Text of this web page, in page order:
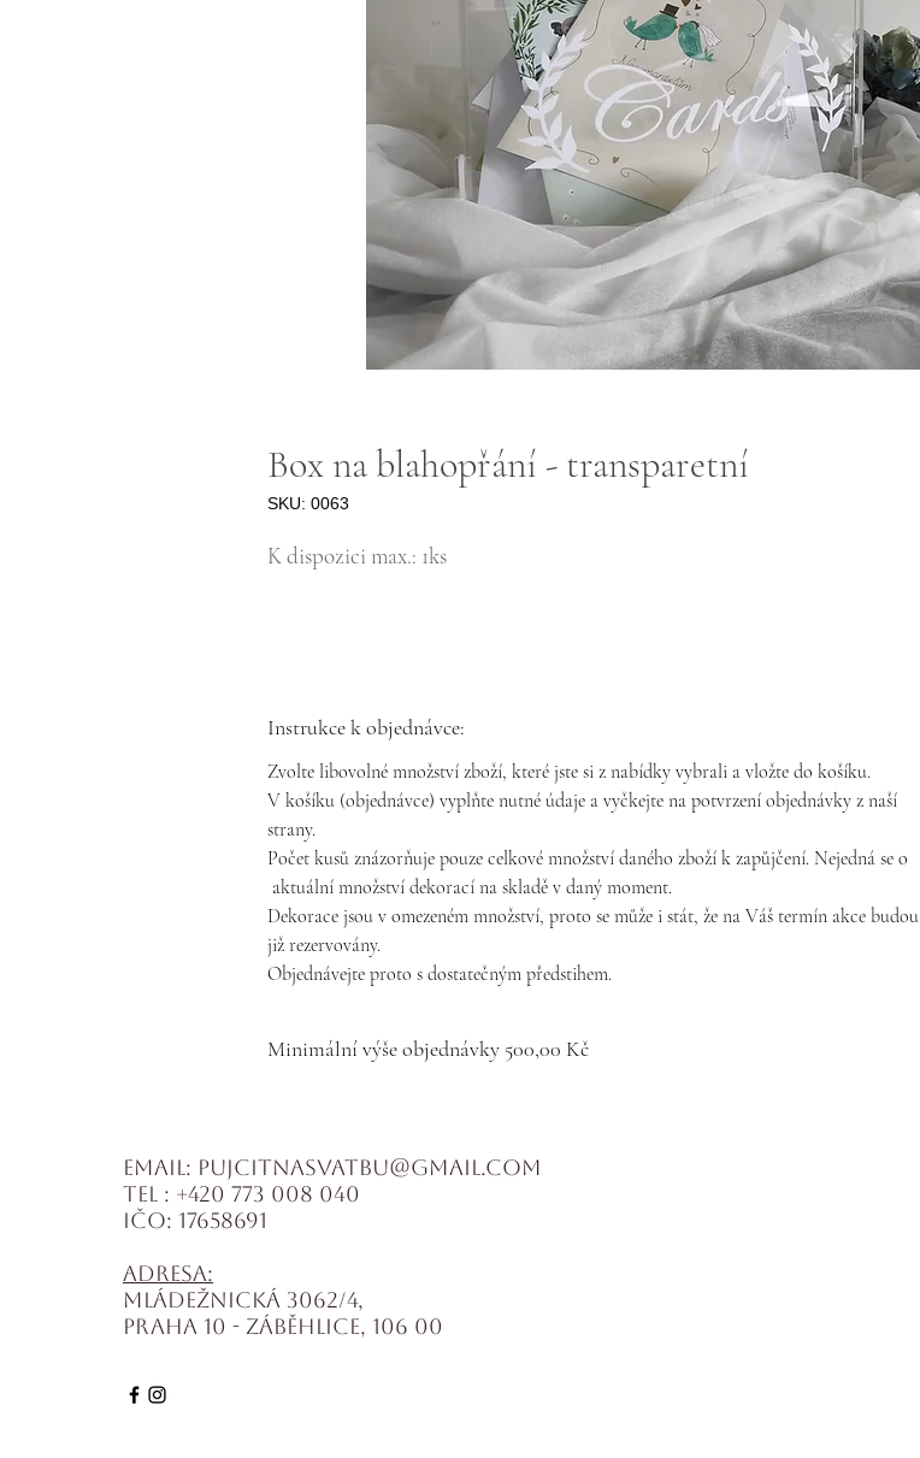
Box na blahopřání - transparetní
SKU: 0063
K dispozici max.: 1ks
Instrukce k objednávce:
Zvolte libovolné množství zboží, které jste si z nabídky vybrali a vložte do košíku.
V košíku (objednávce) vyplňte nutné údaje a vyčkejte na potvrzení objednávky z naší
strany.
Počet kusů znázorňuje pouze celkové množství daného zboží k zapůjčení. Nejedná se o
aktuální množství dekorací na skladě v daný moment.
Dekorace jsou v omezeném množství, proto se může i stát, že na Váš termín akce budou
již rezervovány.
Objednávejte proto s dostatečným předstihem.
Minimální výše objednávky 500,00 Kč
Email: pujcitnasvatbu@gmail.com
Tel : +420 773 008 040
IČO: 17658691
Adresa:
Mládežnická 3062/4,
Praha 10 - Záběhlice, 106 00